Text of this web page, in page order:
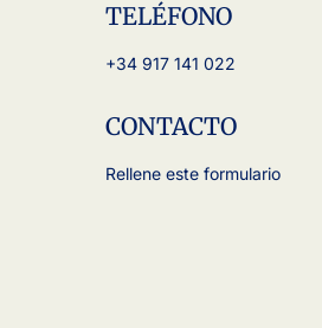
TELÉFONO
+34 917 141 022
CONTACTO
Rellene este formulario